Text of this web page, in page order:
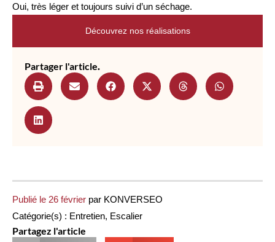
Oui, très léger et toujours suivi d’un séchage.
Découvrez nos réalisations
Partager l'article.
Publié le 26 février par KONVERSEO
Catégorie(s) : Entretien, Escalier
Partagez l'article